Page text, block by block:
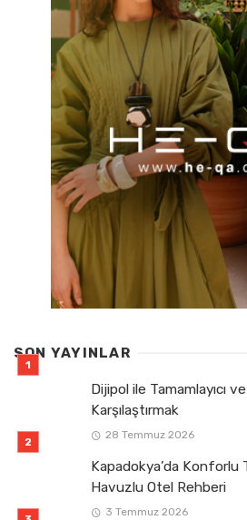
SON YAYINLAR
Dijipol ile Tamamlayıcı
Karşılaştırmak
28 Temmuz 2026
Kapadokya’da Konforlu
Havuzlu Otel Rehberi
3 Temmuz 2026